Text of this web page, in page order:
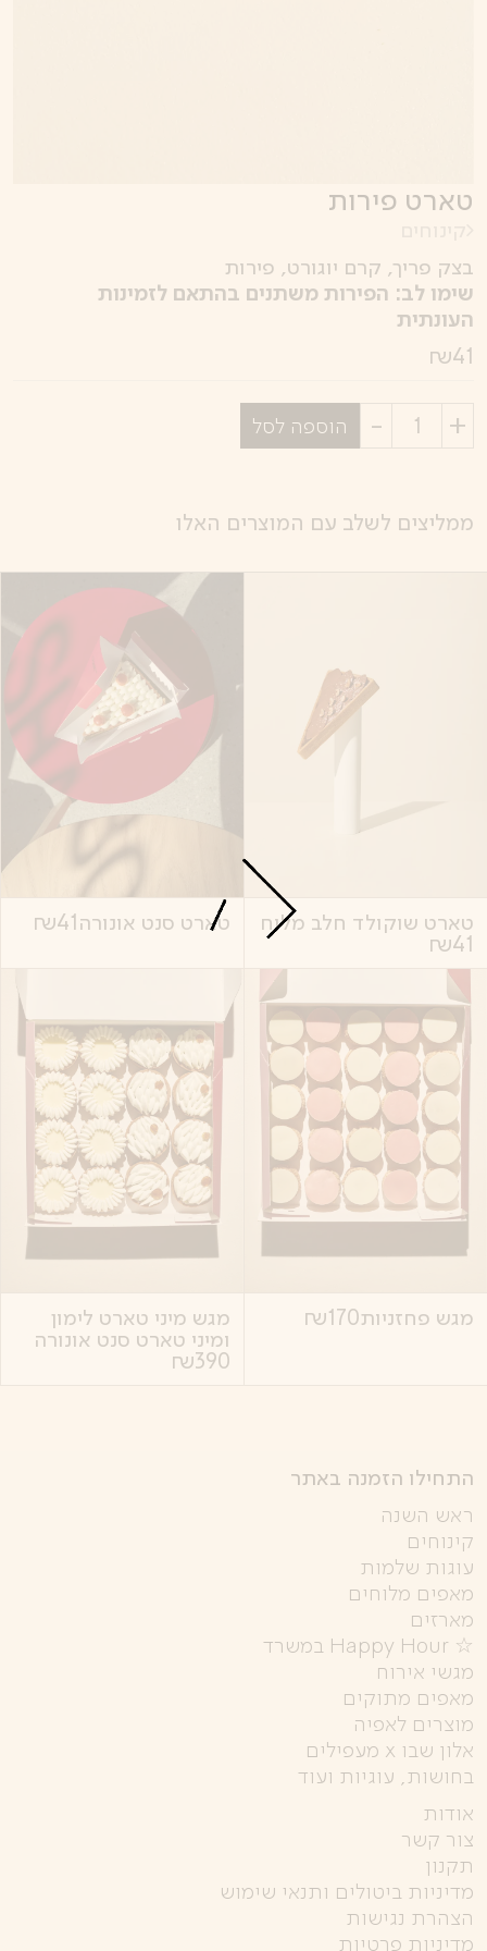
טארט פירות
בצק פריך, קרם יוגורט, פירות
שימו לב: הפירות משתנים בהתאם לזמינות
העונתית
41
₪
בחר
הוספה לסל
ממליצים לשלב עם המוצרים האלו
טארט שוקולד חלב מלוח
41
₪
טארט סנט אונורה41
₪
מגש פחזניות170
₪
מגש מיני טארט לימון
ומיני טארט סנט אונורה
390
₪
התחילו הזמנה באתר
ראש השנה
קינוחים
עוגות שלמות
מאפים מלוחים
מארזים
☆ Happy Hour במשרד
מגשי אירוח
מאפים מתוקים
מוצרים לאפיה
אלון שבו x מעפילים
בחושות, עוגיות ועוד
אודות
צור קשר
תקנון
מדיניות ביטולים ותנאי שימוש
הצהרת נגישות
מדיניות פרטיות